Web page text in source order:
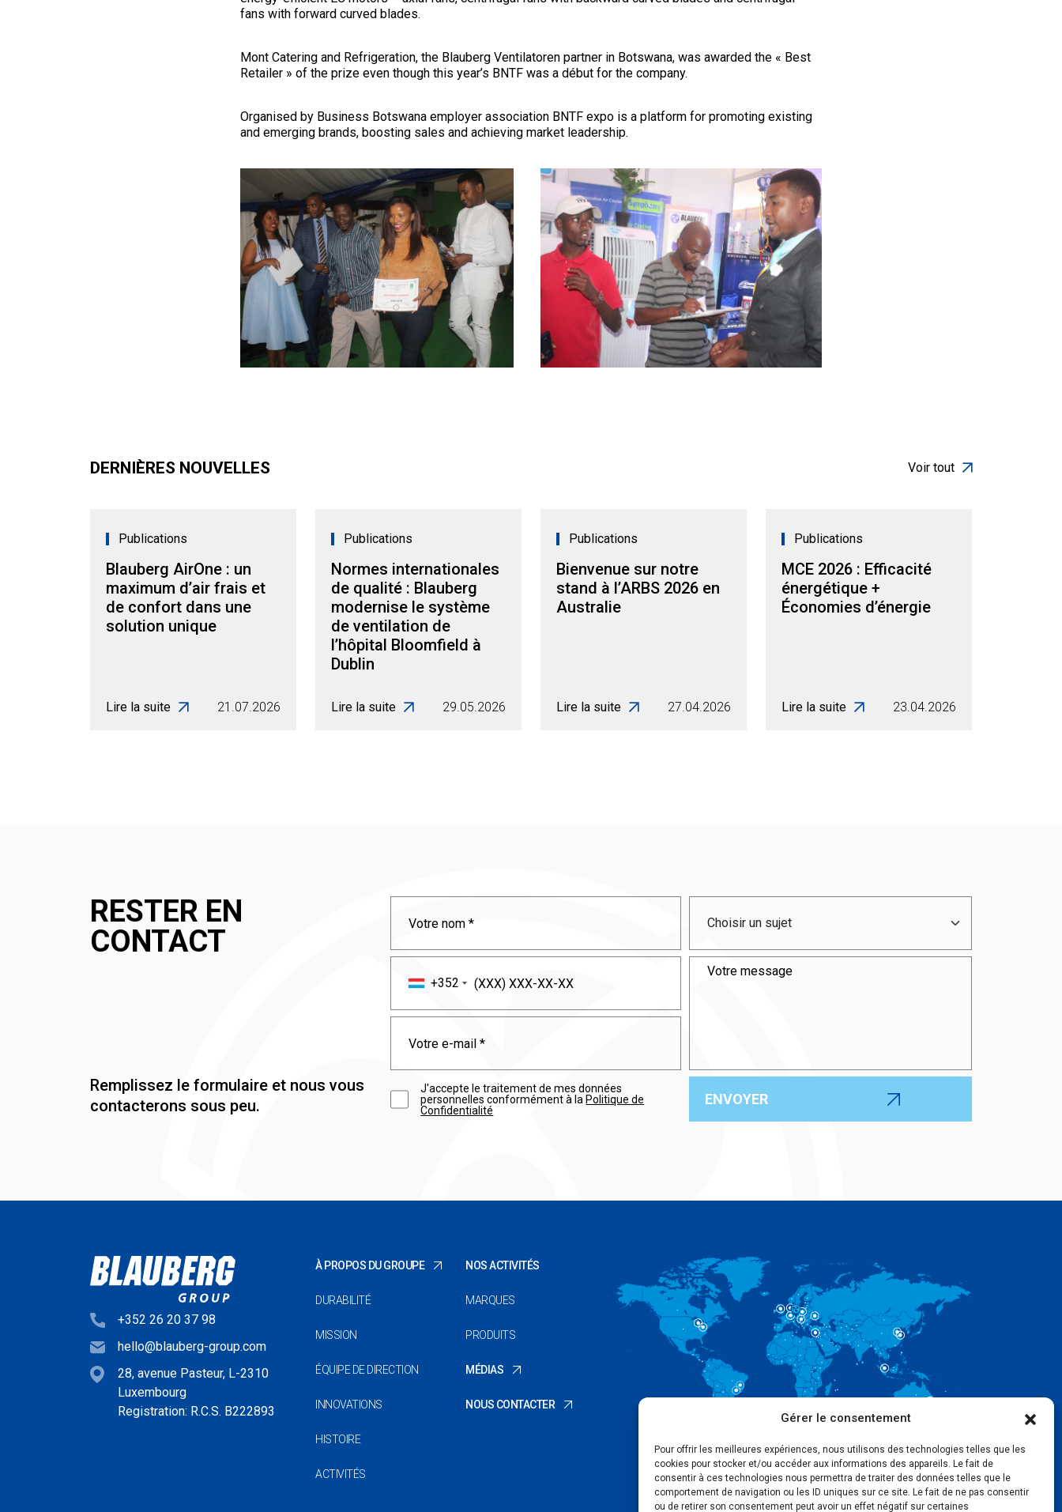
Gérer le consentement
Pour offrir les meilleures expériences, nous utilisons des technologies telles que les
cookies pour stocker et/ou accéder aux informations des appareils. Le fait de
consentir à ces technologies nous permettra de traiter des données telles que le
comportement de navigation ou les ID uniques sur ce site. Le fait de ne pas consentir
ou de retirer son consentement peut avoir un effet négatif sur certaines
fans with forward curved blades.
Mont Catering and Refrigeration, the Blauberg Ventilatoren partner in Botswana, was awarded the « Best
Retailer » of the prize even though this year’s BNTF was a début for the company.
Organised by Business Botswana employer association BNTF expo is a platform for promoting existing
and emerging brands, boosting sales and achieving market leadership.
DERNIÈRES NOUVELLES Voir tout
Publications
Blauberg AirOne : un
maximum d’air frais et
de confort dans une
solution unique
Lire la suite 21.07.2026
Publications
Normes internationales
de qualité : Blauberg
modernise le système
de ventilation de
l’hôpital Bloomfield à
Dublin
Lire la suite 29.05.2026
Publications
Bienvenue sur notre
stand à l’ARBS 2026 en
Australie
Lire la suite 27.04.2026
Publications
MCE 2026 : Efficacité
énergétique +
Économies d’énergie
Lire la suite 23.04.2026
RESTER EN
CONTACT
Remplissez le formulaire et nous vous
contacterons sous peu.
+352
J'accepte le traitement de mes données
personnelles conformément à la Politique de
Confidentialité
+352 26 20 37 98
hello@blauberg-group.com
28, avenue Pasteur, L-2310
Luxembourg
Registration: R.C.S. B222893
À PROPOS DU GROUPE
DURABILITÉ
MISSION
ÉQUIPE DE DIRECTION
INNOVATIONS
HISTOIRE
ACTIVITÉS
NOS ACTIVITÉS
MARQUES
PRODUITS
MÉDIAS
NOUS CONTACTER